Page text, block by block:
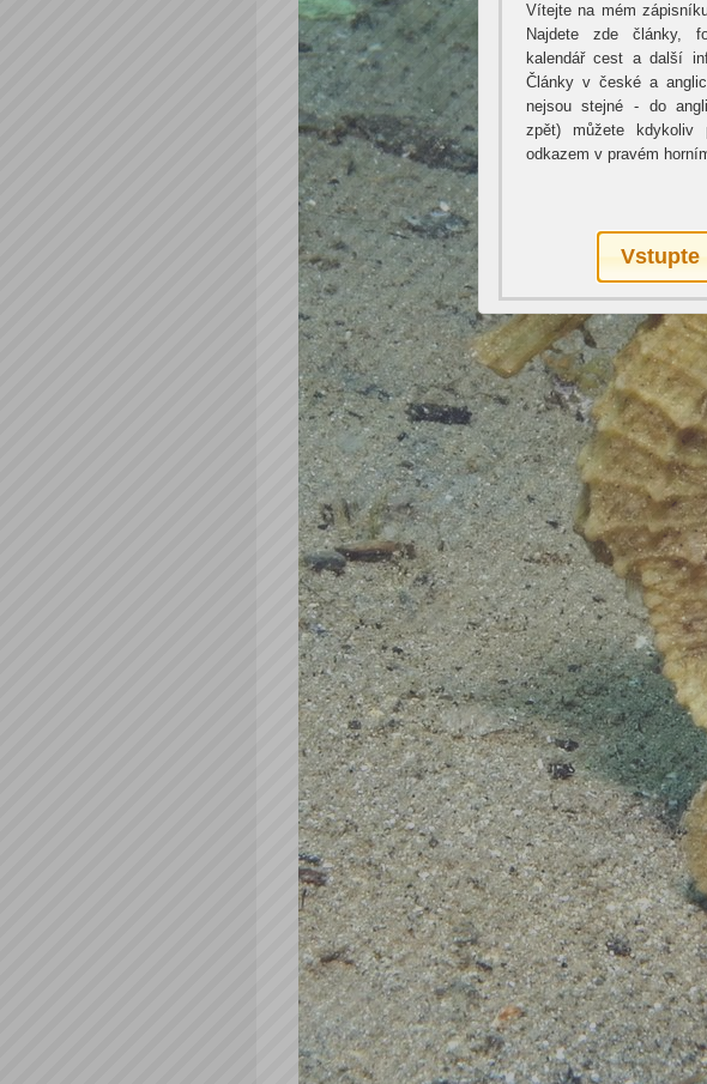
Vítejte na mém
Najdete zde články,
kalendář cest a další
Články v české a
nejsou stejné - do
zpět) můžete kdykoliv
odkazem v pravém
Vstupte